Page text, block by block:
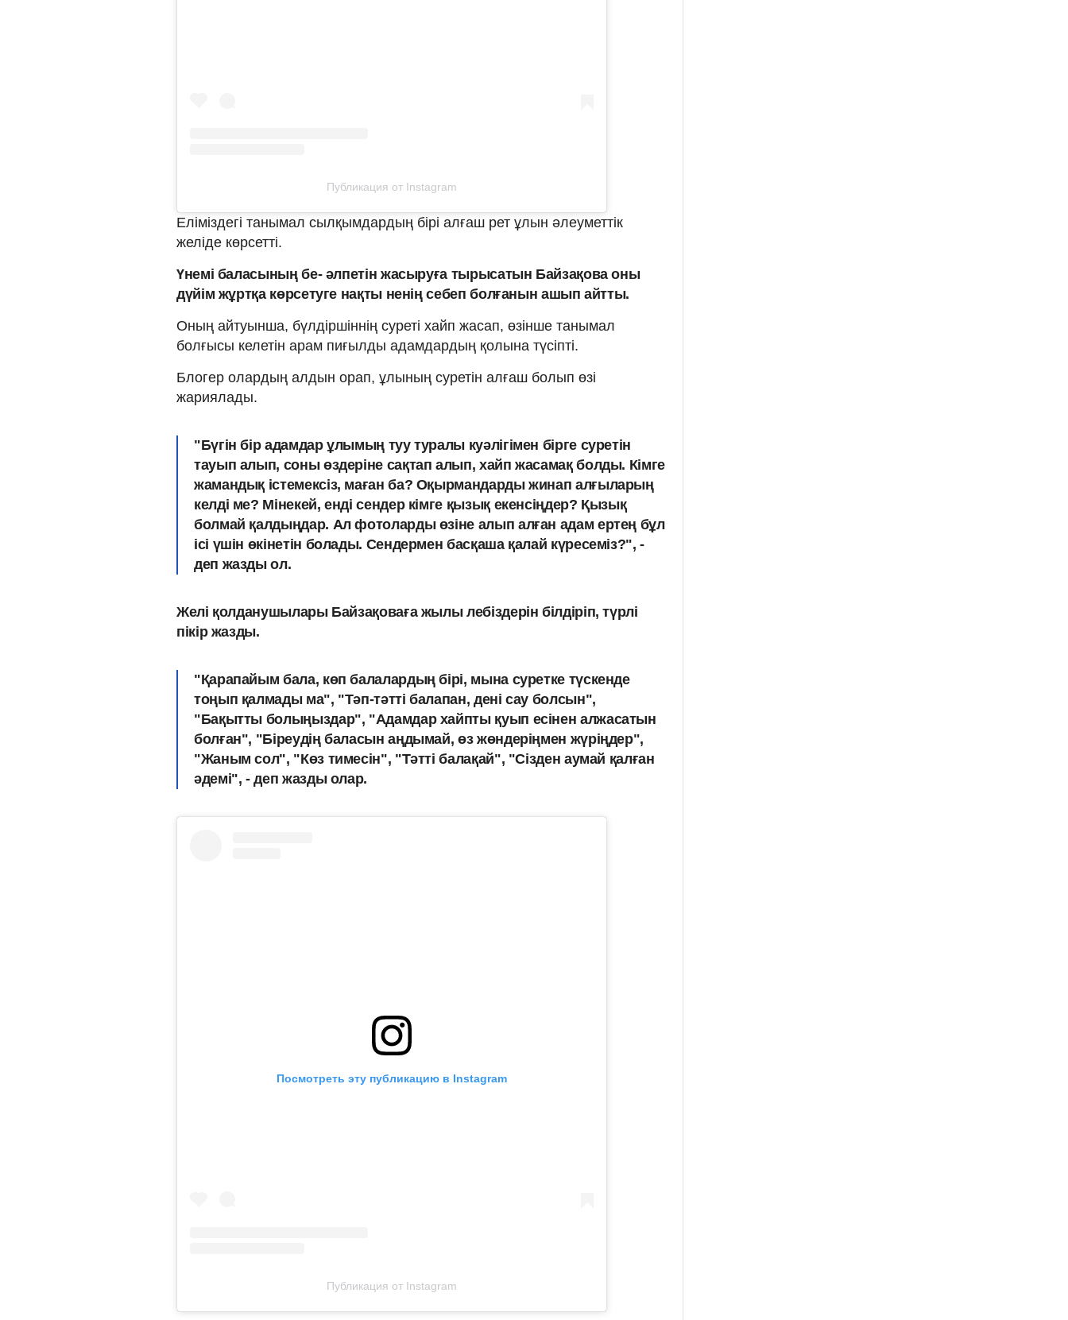
Публикация от Instagram
Еліміздегі танымал сылқымдардың бірі алғаш рет ұлын әлеуметтік
желіде көрсетті.
Үнемі баласының бе- әлпетін жасыруға тырысатын Байзақова оны
дүйім жұртқа көрсетуге нақты ненің себеп болғанын ашып айтты.
Оның айтуынша, бүлдіршіннің суреті хайп жасап, өзінше танымал
болғысы келетін арам пиғылды адамдардың қолына түсіпті.
Блогер олардың алдын орап, ұлының суретін алғаш болып өзі
жариялады.
"Бүгін бір адамдар ұлымың туу туралы куәлігімен бірге суретін
тауып алып, соны өздеріне сақтап алып, хайп жасамақ болды. Кімге
жамандық істемексіз, маған ба? Оқырмандарды жинап алғыларың
келді ме? Мінекей, енді сендер кімге қызық екенсіңдер? Қызық
болмай қалдыңдар. Ал фотоларды өзіне алып алған адам ертең бұл
ісі үшін өкінетін болады. Сендермен басқаша қалай күресеміз?", -
деп жазды ол.
Желі қолданушылары Байзақоваға жылы лебіздерін білдіріп, түрлі
пікір жазды.
"Қарапайым бала, көп балалардың бірі, мына суретке түскенде
тоңып қалмады ма", "Тәп-тәтті балапан, дені сау болсын",
"Бақытты болыңыздар", "Адамдар хайпты қуып есінен алжасатын
болған", "Біреудің баласын аңдымай, өз жөндеріңмен жүріңдер",
"Жаным сол", "Көз тимесін", "Тәтті балақай", "Сізден аумай қалған
әдемі", - деп жазды олар.
Посмотреть эту публикацию в Instagram
Публикация от Instagram